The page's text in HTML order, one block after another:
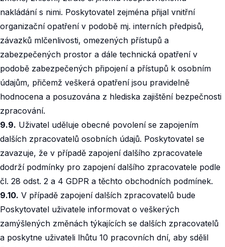
nakládání s nimi. Poskytovatel zejména přijal vnitřní
organizační opatření v podobě mj. interních předpisů,
závazků mlčenlivosti, omezených přístupů a
zabezpečených prostor a dále technická opatření v
podobě zabezpečených připojení a přístupů k osobním
údajům, přičemž veškerá opatření jsou pravidelně
hodnocena a posuzována z hlediska zajištění bezpečnosti
zpracování.
9.9. Uživatel uděluje obecné povolení se zapojením
dalších zpracovatelů osobních údajů. Poskytovatel se
zavazuje, že v případě zapojení dalšího zpracovatele
dodrží podmínky pro zapojení dalšího zpracovatele podle
čl. 28 odst. 2 a 4 GDPR a těchto obchodních podmínek.
9.10. V případě zapojení dalších zpracovatelů bude
Poskytovatel uživatele informovat o veškerých
zamýšlených změnách týkajících se dalších zpracovatelů
a poskytne uživateli lhůtu 10 pracovních dní, aby sdělil